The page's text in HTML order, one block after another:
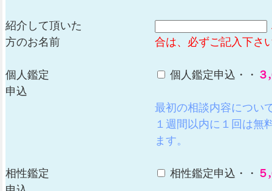
紹介して頂いた
方のお名前
合は、必ずご記入下さ
個人鑑定
申込
個人鑑定申込・・ ３
最初の相談内容につい
１週間以内に１回は無
ます。
相性鑑定
相性鑑定申込・・ ５